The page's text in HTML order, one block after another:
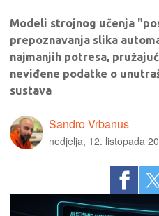
Modeli strojnog učenja
prepoznavanja slika
najmanjih potresa,
neviđene podatke o
sustava
Sandro Vrbanus
nedjelja, 12. listopada